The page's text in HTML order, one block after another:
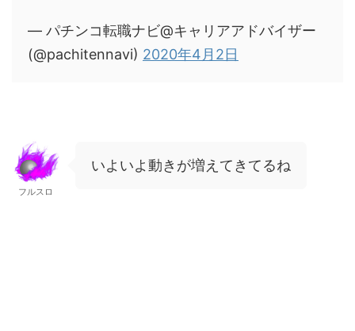
— パチンコ転職ナビ@キャリアアドバイザー
(@pachitennavi) 2020年4月2日
フルスロ
いよいよ動きが増えてきてるね